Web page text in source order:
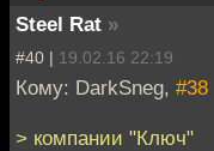
Steel Rat »
#40 | 19.02.16 22:19
Кому: DarkSneg, #38
> компании "Ключ"